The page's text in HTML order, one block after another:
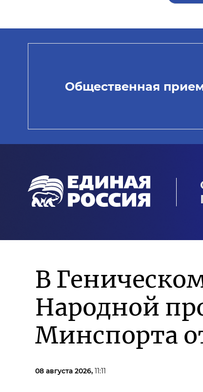
Общественная
В
Народной
Минспорта
08 августа 2026, 11:11